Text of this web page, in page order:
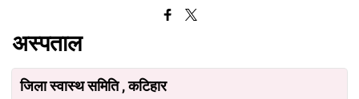
अस्पताल
जिला स्वास्थ समिति , कटिहार